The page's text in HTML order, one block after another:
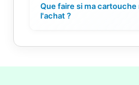
Que faire si ma cartouche
l'achat ?